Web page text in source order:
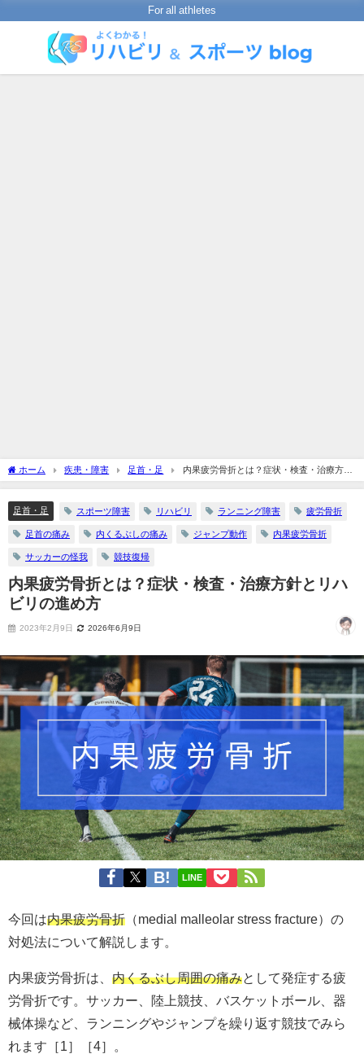
For all athletes
ホーム 疾患・障害 足首・足
内果疲労骨折とは？症状・検査・治療方針
とリハビリの進め方
足首・足 スポーツ障害 リハビリ ランニング障害 疲労骨折
足首の痛み 内くるぶしの痛み ジャンプ動作 内果疲労骨折
サッカーの怪我 競技復帰
内果疲労骨折とは？症状・検査・治療方針とリハ
ビリの進め方
2023年2月9日 2026年6月9日
LINE
今回は内果疲労骨折 （medial malleolar stress fracture）の
対処法について解説します。
内果疲労骨折は、 内くるぶし周囲の痛みとして発症する疲
労骨折です。サッカー、陸上競技、バスケットボール、器
械体操など、ランニングやジャンプを繰り返す競技でみら
れます［1］［4］。